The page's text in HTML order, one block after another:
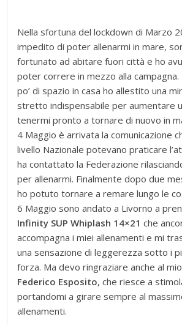
Nella sfortuna del lockdown di Marzo
impedito di poter allenarmi in mare,
fortunato ad abitare fuori città e ho
poter correre in mezzo alla
po’ di spazio in casa ho allestito una
stretto indispensabile per aumentare
tenermi pronto a tornare di nuovo in
4 Maggio è arrivata la comunicazione
livello Nazionale potevano praticare
ha contattato la Federazione
per allenarmi. Finalmente dopo due
ho potuto tornare a remare lungo le
6 Maggio sono andato a Livorno a
Infinity SUP Whiplash 14×21 che
accompagna i miei allenamenti e mi
una sensazione di leggerezza sotto i
forza. Ma devo ringraziare anche al
Federico Esposito, che riesce a
portandomi a girare sempre al
allenamenti.